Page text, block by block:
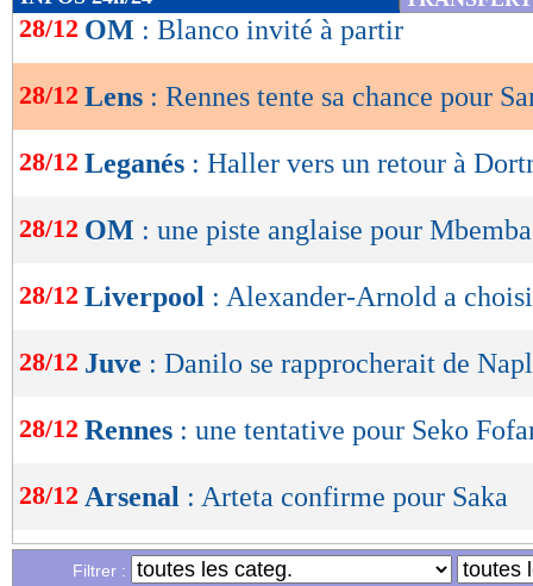
de
OK
28/12 OM : Blanco invité à partir
28/12 Lens : Rennes tente sa chance pour
28/12 Leganés : Haller vers un retour à
28/12 OM : une piste anglaise pour Mbemba
28/12 Liverpool : Alexander-Arnold a
28/12 Juve : Danilo se rapprocherait de
28/12 Rennes : une tentative pour Seko
28/12 Arsenal : Arteta confirme pour Saka
Liste des brèves du ven. 27 décembre
Filtrer :